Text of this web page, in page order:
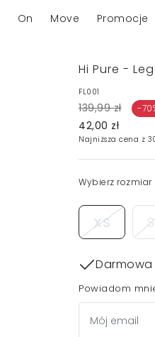
On Move Promocje
Hi Pure -
FL001
139,99 zł -
42,00 zł
Najniższa cena z
Wybierz rozmiar
XS S
Powiadom